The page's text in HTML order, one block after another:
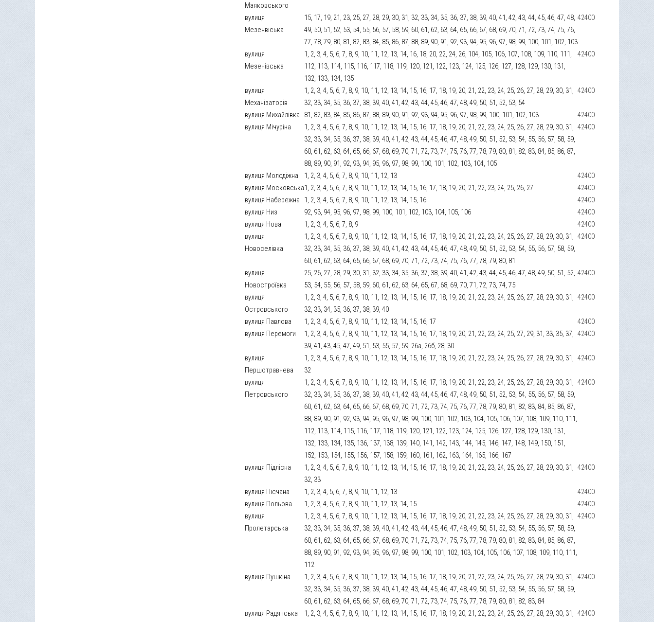
Маяковського
вулиця
Мезенвіська
15, 17, 19, 21, 23, 25, 27, 28, 29, 30, 31, 32, 33, 34, 35, 36, 37, 38, 39, 40, 41, 42, 43, 44, 45, 46, 47, 48,
49, 50, 51, 52, 53, 54, 55, 56, 57, 58, 59, 60, 61, 62, 63, 64, 65, 66, 67, 68, 69, 70, 71, 72, 73, 74, 75, 76,
77, 78, 79, 80, 81, 82, 83, 84, 85, 86, 87, 88, 89, 90, 91, 92, 93, 94, 95, 96, 97, 98, 99, 100, 101, 102, 103
42400
вулиця
Мезенівська
1, 2, 3, 4, 5, 6, 7, 8, 9, 10, 11, 12, 13, 14, 16, 18, 20, 22, 24, 26, 104, 105, 106, 107, 108, 109, 110, 111,
112, 113, 114, 115, 116, 117, 118, 119, 120, 121, 122, 123, 124, 125, 126, 127, 128, 129, 130, 131,
132, 133, 134, 135
42400
вулиця
Механізаторів
1, 2, 3, 4, 5, 6, 7, 8, 9, 10, 11, 12, 13, 14, 15, 16, 17, 18, 19, 20, 21, 22, 23, 24, 25, 26, 27, 28, 29, 30, 31,
32, 33, 34, 35, 36, 37, 38, 39, 40, 41, 42, 43, 44, 45, 46, 47, 48, 49, 50, 51, 52, 53, 54
42400
вулиця Михайлівка 81, 82, 83, 84, 85, 86, 87, 88, 89, 90, 91, 92, 93, 94, 95, 96, 97, 98, 99, 100, 101, 102, 103
42400
вулиця Мічуріна
1, 2, 3, 4, 5, 6, 7, 8, 9, 10, 11, 12, 13, 14, 15, 16, 17, 18, 19, 20, 21, 22, 23, 24, 25, 26, 27, 28, 29, 30, 31,
32, 33, 34, 35, 36, 37, 38, 39, 40, 41, 42, 43, 44, 45, 46, 47, 48, 49, 50, 51, 52, 53, 54, 55, 56, 57, 58, 59,
60, 61, 62, 63, 64, 65, 66, 67, 68, 69, 70, 71, 72, 73, 74, 75, 76, 77, 78, 79, 80, 81, 82, 83, 84, 85, 86, 87,
88, 89, 90, 91, 92, 93, 94, 95, 96, 97, 98, 99, 100, 101, 102, 103, 104, 105
42400
вулиця Молодіжна 1, 2, 3, 4, 5, 6, 7, 8, 9, 10, 11, 12, 13
42400
вулиця Московська1, 2, 3, 4, 5, 6, 7, 8, 9, 10, 11, 12, 13, 14, 15, 16, 17, 18, 19, 20, 21, 22, 23, 24, 25, 26, 27
42400
вулиця Набережна
1, 2, 3, 4, 5, 6, 7, 8, 9, 10, 11, 12, 13, 14, 15, 16
42400
вулиця Низ
92, 93, 94, 95, 96, 97, 98, 99, 100, 101, 102, 103, 104, 105, 106
42400
вулиця Нова
1, 2, 3, 4, 5, 6, 7, 8, 9
42400
вулиця
Новоселівка
1, 2, 3, 4, 5, 6, 7, 8, 9, 10, 11, 12, 13, 14, 15, 16, 17, 18, 19, 20, 21, 22, 23, 24, 25, 26, 27, 28, 29, 30, 31,
32, 33, 34, 35, 36, 37, 38, 39, 40, 41, 42, 43, 44, 45, 46, 47, 48, 49, 50, 51, 52, 53, 54, 55, 56, 57, 58, 59,
60, 61, 62, 63, 64, 65, 66, 67, 68, 69, 70, 71, 72, 73, 74, 75, 76, 77, 78, 79, 80, 81
42400
вулиця
Новостроївка
25, 26, 27, 28, 29, 30, 31, 32, 33, 34, 35, 36, 37, 38, 39, 40, 41, 42, 43, 44, 45, 46, 47, 48, 49, 50, 51, 52,
53, 54, 55, 56, 57, 58, 59, 60, 61, 62, 63, 64, 65, 67, 68, 69, 70, 71, 72, 73, 74, 75
42400
вулиця
Островського
1, 2, 3, 4, 5, 6, 7, 8, 9, 10, 11, 12, 13, 14, 15, 16, 17, 18, 19, 20, 21, 22, 23, 24, 25, 26, 27, 28, 29, 30, 31,
32, 33, 34, 35, 36, 37, 38, 39, 40
42400
вулиця Павлова 1, 2, 3, 4, 5, 6, 7, 8, 9, 10, 11, 12, 13, 14, 15, 16, 17
42400
вулиця Перемоги
1, 2, 3, 4, 5, 6, 7, 8, 9, 10, 11, 12, 13, 14, 15, 16, 17, 18, 19, 20, 21, 22, 23, 24, 25, 27, 29, 31, 33, 35, 37,
39, 41, 43, 45, 47, 49, 51, 53, 55, 57, 59, 26а, 26б, 28, 30
42400
вулиця
Першотравнева
1, 2, 3, 4, 5, 6, 7, 8, 9, 10, 11, 12, 13, 14, 15, 16, 17, 18, 19, 20, 21, 22, 23, 24, 25, 26, 27, 28, 29, 30, 31,
32
42400
вулиця
Петровського
1, 2, 3, 4, 5, 6, 7, 8, 9, 10, 11, 12, 13, 14, 15, 16, 17, 18, 19, 20, 21, 22, 23, 24, 25, 26, 27, 28, 29, 30, 31,
32, 33, 34, 35, 36, 37, 38, 39, 40, 41, 42, 43, 44, 45, 46, 47, 48, 49, 50, 51, 52, 53, 54, 55, 56, 57, 58, 59,
60, 61, 62, 63, 64, 65, 66, 67, 68, 69, 70, 71, 72, 73, 74, 75, 76, 77, 78, 79, 80, 81, 82, 83, 84, 85, 86, 87,
88, 89, 90, 91, 92, 93, 94, 95, 96, 97, 98, 99, 100, 101, 102, 103, 104, 105, 106, 107, 108, 109, 110, 111,
112, 113, 114, 115, 116, 117, 118, 119, 120, 121, 122, 123, 124, 125, 126, 127, 128, 129, 130, 131,
132, 133, 134, 135, 136, 137, 138, 139, 140, 141, 142, 143, 144, 145, 146, 147, 148, 149, 150, 151,
152, 153, 154, 155, 156, 157, 158, 159, 160, 161, 162, 163, 164, 165, 166, 167
42400
вулиця Підлісна
1, 2, 3, 4, 5, 6, 7, 8, 9, 10, 11, 12, 13, 14, 15, 16, 17, 18, 19, 20, 21, 22, 23, 24, 25, 26, 27, 28, 29, 30, 31,
32, 33
42400
вулиця Пісчана 1, 2, 3, 4, 5, 6, 7, 8, 9, 10, 11, 12, 13
42400
вулиця Польова
1, 2, 3, 4, 5, 6, 7, 8, 9, 10, 11, 12, 13, 14, 15
42400
вулиця
Пролетарська
1, 2, 3, 4, 5, 6, 7, 8, 9, 10, 11, 12, 13, 14, 15, 16, 17, 18, 19, 20, 21, 22, 23, 24, 25, 26, 27, 28, 29, 30, 31,
32, 33, 34, 35, 36, 37, 38, 39, 40, 41, 42, 43, 44, 45, 46, 47, 48, 49, 50, 51, 52, 53, 54, 55, 56, 57, 58, 59,
60, 61, 62, 63, 64, 65, 66, 67, 68, 69, 70, 71, 72, 73, 74, 75, 76, 77, 78, 79, 80, 81, 82, 83, 84, 85, 86, 87,
88, 89, 90, 91, 92, 93, 94, 95, 96, 97, 98, 99, 100, 101, 102, 103, 104, 105, 106, 107, 108, 109, 110, 111,
112
42400
вулиця Пушкіна
1, 2, 3, 4, 5, 6, 7, 8, 9, 10, 11, 12, 13, 14, 15, 16, 17, 18, 19, 20, 21, 22, 23, 24, 25, 26, 27, 28, 29, 30, 31,
32, 33, 34, 35, 36, 37, 38, 39, 40, 41, 42, 43, 44, 45, 46, 47, 48, 49, 50, 51, 52, 53, 54, 55, 56, 57, 58, 59,
60, 61, 62, 63, 64, 65, 66, 67, 68, 69, 70, 71, 72, 73, 74, 75, 76, 77, 78, 79, 80, 81, 82, 83, 84
42400
вулиця Радянська
1, 2, 3, 4, 5, 6, 7, 8, 9, 10, 11, 12, 13, 14, 15, 16, 17, 18, 19, 20, 21, 22, 23, 24, 25, 26, 27, 28, 29, 30, 31, 42400